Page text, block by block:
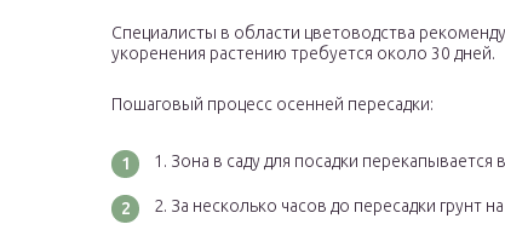
Специалисты в области цветоводства
укоренения растению требуется около 30 дней.
Пошаговый процесс осенней пересадки:
Зона в саду для посадки
За несколько часов до пересадки грунт